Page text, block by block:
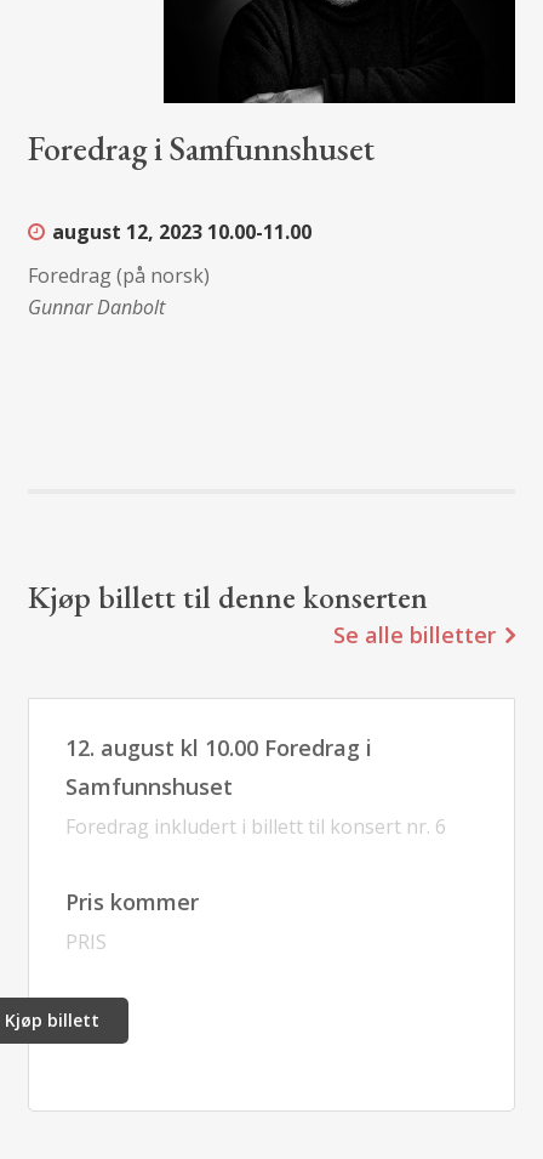
Foredrag i Samfunnshuset
august 12, 2023 10.00-11.00
Foredrag (på norsk)
Gunnar Danbolt
Kjøp billett til denne konserten
Se alle billetter
12. august kl 10.00 Foredrag i
Samfunnshuset
Foredrag inkludert i billett til konsert nr. 6
Pris kommer
PRIS
Kjøp billett